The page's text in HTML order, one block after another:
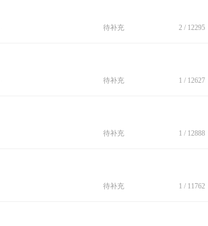
待补充 2 / 12295
待补充 1 / 12627
待补充 1 / 12888
待补充 1 / 11762